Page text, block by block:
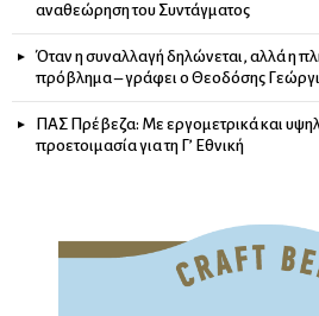
αναθεώρηση του Συντάγματος
Όταν η συναλλαγή δηλώνεται, αλλά η
πρόβλημα – γράφει ο Θεοδόσης
ΠΑΣ Πρέβεζα: Με εργομετρικά και
προετοιμασία για τη Γ’ Εθνική